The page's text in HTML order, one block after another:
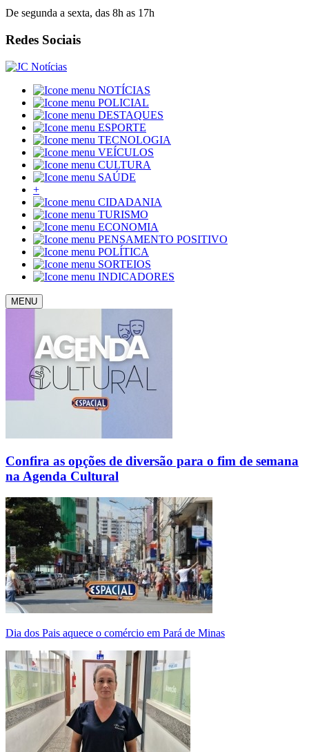
De segunda a sexta, das 8h as 17h
Redes Sociais
NOTÍCIAS
POLICIAL
DESTAQUES
ESPORTE
TECNOLOGIA
VEÍCULOS
CULTURA
SAÚDE
+
CIDADANIA
TURISMO
ECONOMIA
PENSAMENTO POSITIVO
POLÍTICA
SORTEIOS
INDICADORES
MENU
Confira as opções de diversão para o fim de semana
na Agenda Cultural
Dia dos Pais aquece o comércio em Pará de Minas